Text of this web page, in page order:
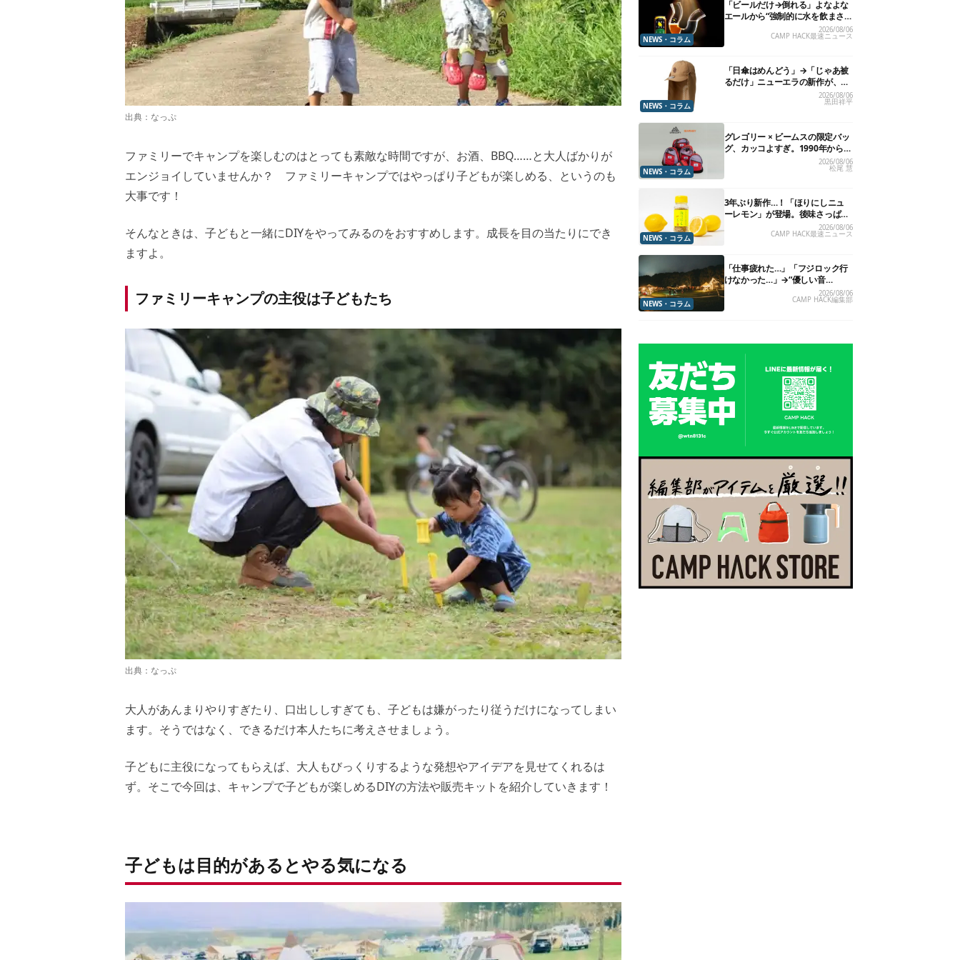
出典： なっぷ
ファミリーでキャンプを楽しむのはとっても素敵な時間ですが、お酒、BBQ……と大人ばかりが
エンジョイしていませんか？ ファミリーキャンプではやっぱり子どもが楽しめる、というのも
大事です！
そんなときは、子どもと一緒にDIYをやってみるのをおすすめします。成長を目の当たりにでき
ますよ。
ファミリーキャンプの主役は子どもたち
出典： なっぷ
大人があんまりやりすぎたり、口出ししすぎても、子どもは嫌がったり従うだけになってしまい
ます。そうではなく、できるだけ本人たちに考えさせましょう。
子どもに主役になってもらえば、大人もびっくりするような発想やアイデアを見せてくれるは
ず。そこで今回は、キャンプで子どもが楽しめるDIYの方法や販売キットを紹介していきます！
子どもは目的があるとやる気になる
NEWS・コラム
「ビールだけ→倒れる」よなよな
エールから“強制的に水を飲まさ
2026/08/06
CAMP HACK最速ニュース
NEWS・コラム
「日傘はめんどう」→「じゃあ被
るだけ」ニューエラの新作が、真
2026/08/06
黒田祥平
NEWS・コラム
グレゴリー × ビームスの限定バッ
グ、カッコよすぎ。1990年から“3
年のみ使用”されていた、紫タグ
2026/08/06
松尾 慧
NEWS・コラム
3年ぶり新作…！「ほりにしニュ
ーレモン」が登場。後味さっぱり
の万能スパイス！【8月21日発
2026/08/06
CAMP HACK最速ニュース
NEWS・コラム
「仕事疲れた…」「フジロック行
けなかった…」→“優しい音
楽”と“大きな自然”で治癒。まだ間
2026/08/06
CAMP HACK編集部